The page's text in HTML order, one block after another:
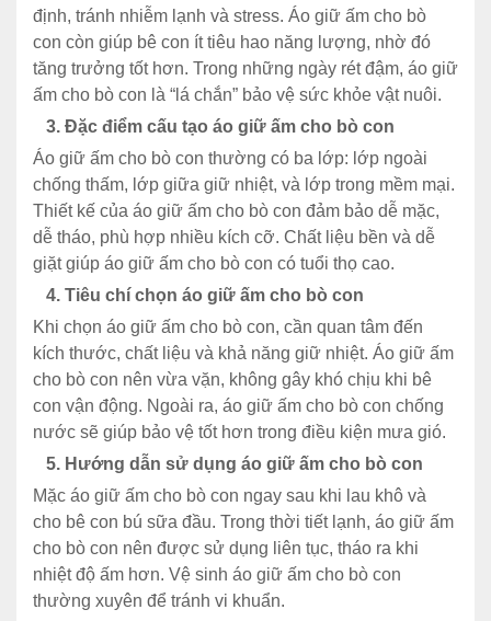
định, tránh nhiễm lạnh và stress. Áo giữ ấm cho bò
con còn giúp bê con ít tiêu hao năng lượng, nhờ đó
tăng trưởng tốt hơn. Trong những ngày rétđậm, áo giữ
ấm cho bò con là “ lá chắn” bảo vệ sức khỏe vật nuôi.
3. Đặc điểm cấu tạo áo giữ ấm cho bò con
Áo giữ ấm cho bò con thường có ba l ớp: lớp ngoài
chống thấm, lớp giữa giữ nhiệt, và l ớp trong mềm mại.
Thiết kế của áo giữ ấm cho bò con đảm bảo dễ mặc,
dễ tháo, phù hợp nhiều kích cỡ. Chất liệu bền và dễ
giặt giúp áo giữ ấm cho bò con có tuổi thọ cao.
4. Tiêu chí chọn áo giữ ấm cho bò con
Khi chọn áo giữ ấm cho bò con, cần quan tâm đến
kích thước, chất liệu và khả năng giữ nhiệt. Áo giữ ấm
cho bò con nên vừa vặn, không gây khó chịu khi bê
con vận động. Ngoài ra, áo giữ ấm cho bò con chống
nước sẽ giúp bảo vệ tốt hơn trong điều kiện mưa gió.
5. H ướng dẫn sử dụng áo giữ ấm cho bò con
Mặc áo giữ ấm cho bò con ngay sau khi lau khô và
cho bê con bú sữa đầu. Trong thời tiếtlạnh, áo giữ ấm
cho bò con nên được sử dụng liên tục, tháo ra khi
nhiệtđộ ấm hơn. Vệ sinh áo giữ ấm cho bò con
thường xuyên để tránh vi khuẩn.